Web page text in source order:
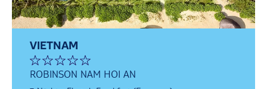
VIETNAM
ROBINSON NAM HOI AN